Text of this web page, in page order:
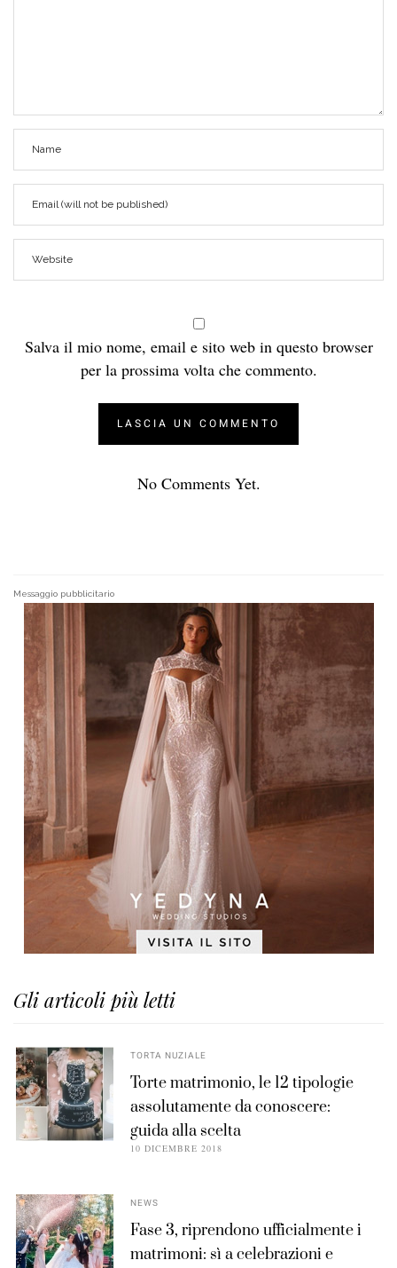
Salva il mio nome, email e sito web in questo browser
per la prossima volta che commento.
No Comments Yet.
Messaggio pubblicitario
Gli articoli più letti
TORTA NUZIALE
Torte matrimonio, le 12 tipologie
assolutamente da conoscere:
guida alla scelta
10 DICEMBRE 2018
NEWS
Fase 3, riprendono ufficialmente i
matrimoni: sì a celebrazioni e